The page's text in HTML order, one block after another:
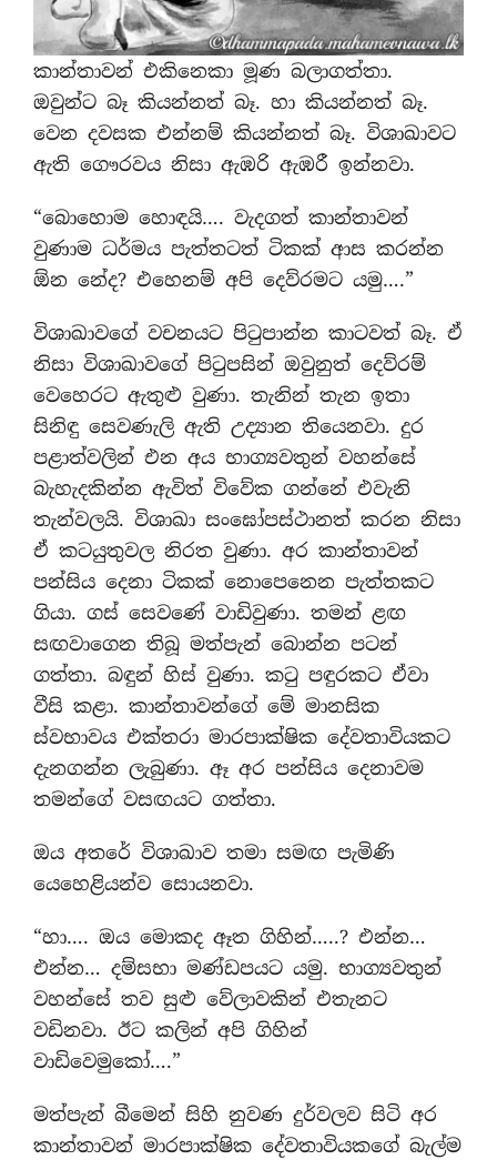
කාන්තාවන් එකිනෙකා මූණ බලාගත්තා.
ඔවුන්ට බෑ කියන්නත් බෑ. හා කියන්නත් බෑ.
වෙන දවසක එන්නම් කියන්නත් බෑ. විශාඛාවට
ඇති ගෞරවය නිසා ඇඹරි ඇඹරී ඉන්නවා.
“බොහොම හොඳයි…. වැදගත් කාන්තාවන්
වුණාම ධර්මය පැත්තටත් ටිකක් ආස කරන්න
ඕන නේද? එහෙනම් අපි දෙව්රමට යමු….”
විශාඛාවගේ වචනයට පිටුපාන්න කාටවත් බෑ. ඒ
නිසා විශාඛාවගේ පිටුපසින් ඔවුනුත් දෙව්රම්
වෙහෙරට ඇතුළු වුණා. තැනින් තැන ඉතා
සිනිඳු සෙවණැලි ඇති උද්‍යාන තියෙනවා. දුර
පළාත්වලින් එන අය භාග්‍යවතුන් වහන්සේ
බැහැදකින්න ඇවිත් විවේක ගන්නේ එවැනි
තැන්වලයි. විශාඛා සංඝෝපස්ථානත් කරන නිසා
ඒ කටයුතුවල නිරත වුණා. අර කාන්තාවන්
පන්සිය දෙනා ටිකක් නොපෙනෙන පැත්තකට
ගියා. ගස් සෙවණේ වාඩිවුණා. තමන් ළඟ
සඟවාගෙන තිබූ මත්පැන් බොන්න පටන්
ගත්තා. බඳුන් හිස් වුණා. කටු පඳුරකට ඒවා
වීසි කළා. කාන්තාවන්ගේ මේ මානසික
ස්වභාවය එක්තරා මාරපාක්ෂික දේවතාවියකට
දැනගන්න ලැබුණා. ඈ අර පන්සිය දෙනාවම
තමන්ගේ වසඟයට ගත්තා.
ඔය අතරේ විශාඛාව තමා සමඟ පැමිණි
යෙහෙළියන්ව සොයනවා.
“හා…. ඔය මොකද ඈත ගිහින්…..? එන්න…
එන්න… දම්සභා මණ්ඩපයට යමු. භාග්‍යවතුන්
වහන්සේ තව සුළු වේලාවකින් එතැනට
වඩිනවා. ඊට කලින් අපි ගිහින්
වාඩිවෙමුකෝ….”
මත්පැන් බීමෙන් සිහි නුවණ දුර්වලව සිටි අර
කාන්තාවන් මාරපාක්ෂික දේවතාවියකගේ බැල්ම